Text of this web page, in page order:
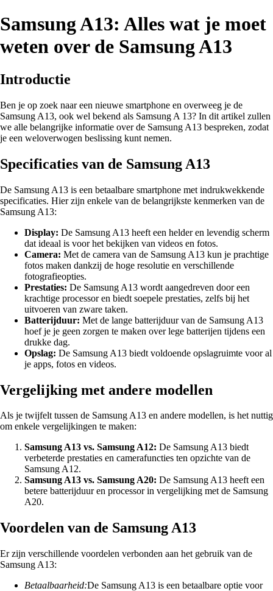
Samsung A13: Alles wat je moet
weten over de Samsung A13
Introductie
Ben je op zoek naar een nieuwe smartphone en overweeg je de
Samsung A13, ook wel bekend als Samsung A 13? In dit artikel zullen
we alle belangrijke informatie over de Samsung A13 bespreken, zodat
je een weloverwogen beslissing kunt nemen.
Specificaties van de Samsung A13
De Samsung A13 is een betaalbare smartphone met indrukwekkende
specificaties. Hier zijn enkele van de belangrijkste kenmerken van de
Samsung A13:
Display: De Samsung A13 heeft een helder en levendig scherm
dat ideaal is voor het bekijken van videos en fotos.
Camera: Met de camera van de Samsung A13 kun je prachtige
fotos maken dankzij de hoge resolutie en verschillende
fotografieopties.
Prestaties: De Samsung A13 wordt aangedreven door een
krachtige processor en biedt soepele prestaties, zelfs bij het
uitvoeren van zware taken.
Batterijduur: Met de lange batterijduur van de Samsung A13
hoef je je geen zorgen te maken over lege batterijen tijdens een
drukke dag.
Opslag: De Samsung A13 biedt voldoende opslagruimte voor al
je apps, fotos en videos.
Vergelijking met andere modellen
Als je twijfelt tussen de Samsung A13 en andere modellen, is het nuttig
om enkele vergelijkingen te maken:
Samsung A13 vs. Samsung A12: De Samsung A13 biedt
verbeterde prestaties en camerafuncties ten opzichte van de
Samsung A12.
Samsung A13 vs. Samsung A20: De Samsung A13 heeft een
betere batterijduur en processor in vergelijking met de Samsung
A20.
Voordelen van de Samsung A13
Er zijn verschillende voordelen verbonden aan het gebruik van de
Samsung A13:
Betaalbaarheid:De Samsung A13 is een betaalbare optie voor